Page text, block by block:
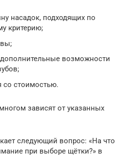
насадок, подходящих по
критерию;
возможности
со стоимостью.
зависят от указанных
следующий вопрос: «На что
при выборе щётки?» в